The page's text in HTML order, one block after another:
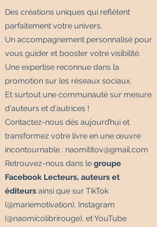
Des créations uniques qui reflètent
parfaitement votre univers.
Un accompagnement personnalisé pour
vous guider et booster votre visibilité.
Une expertise reconnue dans la
promotion sur les réseaux sociaux.
Et surtout une communauté sur mesure
d'auteurs et d'autrices !
Contactez-nous dès aujourd’hui et
transformez votre livre en une œuvre
incontournable : naomititov@gmail.com
Retrouvez-nous dans le groupe
Facebook Lecteurs, auteurs et
éditeurs ainsi que sur TikTok
(@mariemotivation), Instagram
(@naomicolibrirouge), et YouTube